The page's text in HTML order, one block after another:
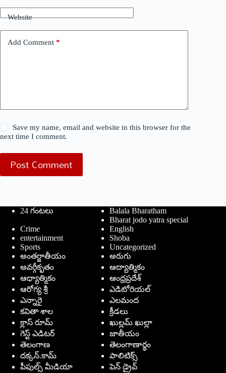
Website
Add Comment *
Save my name, email and website in this browser for the
next time I comment.
Post Comment
24 గంటలు
Balala Bharatham
Bharat jodo yatra special
Crime
English
entertainment
Shoba
Sports
Uncategorized
అంతర్జాతీయం
అరుగు
అవర్గీకృతం
ఆద్యాత్మికం
ఆధ్యాత్మికం
ఆంధ్రప్రదేశ్
ఆరోగ్య శ్రీ
ఎడిటోరియల్
ఎన్నారై
ఎలమంద
కవితా శాల
క్రీడలు
క్లాస్ రూమ్
ఖుల్లమ్ ఖుల్లా
గెస్ట్ ఎడిటర్
జాతీయం
తెలంగాణ
తెలంగాణార్థం
దక్కన్.కామ్
పాలిటిక్స్
పీపుల్స్ ‌మీడియా
పెన్ డ్రైవ్